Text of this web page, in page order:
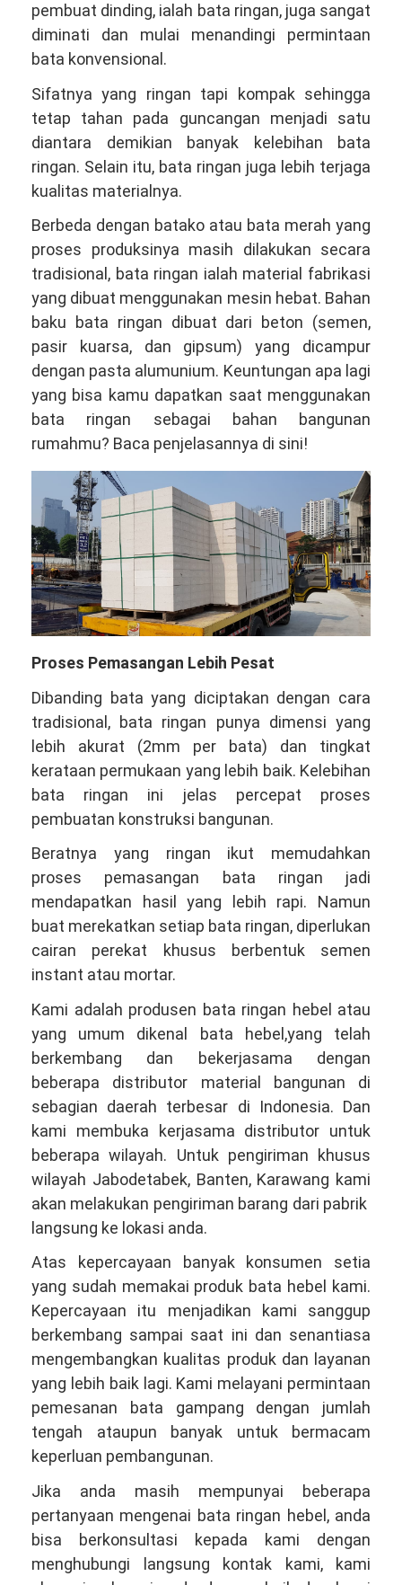
pembuat dinding, ialah bata ringan, juga sangat
diminati dan mulai menandingi permintaan
bata konvensional.
Sifatnya yang ringan tapi kompak sehingga
tetap tahan pada guncangan menjadi satu
diantara demikian banyak kelebihan bata
ringan. Selain itu, bata ringan juga lebih terjaga
kualitas materialnya.
Berbeda dengan batako atau bata merah yang
proses produksinya masih dilakukan secara
tradisional, bata ringan ialah material fabrikasi
yang dibuat menggunakan mesin hebat. Bahan
baku bata ringan dibuat dari beton (semen,
pasir kuarsa, dan gipsum) yang dicampur
dengan pasta alumunium. Keuntungan apa lagi
yang bisa kamu dapatkan saat menggunakan
bata ringan sebagai bahan bangunan
rumahmu? Baca penjelasannya di sini!
Proses Pemasangan Lebih Pesat
Dibanding bata yang diciptakan dengan cara
tradisional, bata ringan punya dimensi yang
lebih akurat (2mm per bata) dan tingkat
kerataan permukaan yang lebih baik. Kelebihan
bata ringan ini jelas percepat proses
pembuatan konstruksi bangunan.
Beratnya yang ringan ikut memudahkan
proses pemasangan bata ringan jadi
mendapatkan hasil yang lebih rapi. Namun
buat merekatkan setiap bata ringan, diperlukan
cairan perekat khusus berbentuk semen
instant atau mortar.
Kami adalah produsen bata ringan hebel atau
yang umum dikenal bata hebel,yang telah
berkembang dan bekerjasama dengan
beberapa distributor material bangunan di
sebagian daerah terbesar di Indonesia. Dan
kami membuka kerjasama distributor untuk
beberapa wilayah. Untuk pengiriman khusus
wilayah Jabodetabek, Banten, Karawang kami
akan melakukan pengiriman barang dari pabrik
langsung ke lokasi anda.
Atas kepercayaan banyak konsumen setia
yang sudah memakai produk bata hebel kami.
Kepercayaan itu menjadikan kami sanggup
berkembang sampai saat ini dan senantiasa
mengembangkan kualitas produk dan layanan
yang lebih baik lagi. Kami melayani permintaan
pemesanan bata gampang dengan jumlah
tengah ataupun banyak untuk bermacam
keperluan pembangunan.
Jika anda masih mempunyai beberapa
pertanyaan mengenai bata ringan hebel, anda
bisa berkonsultasi kepada kami dengan
menghubungi langsung kontak kami, kami